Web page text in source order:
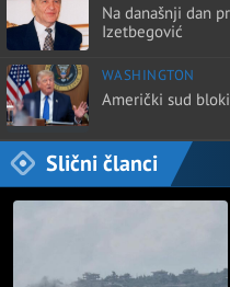
Na današnji dan
Izetbegović
WASHINGTON
Američki sud
Slični članci